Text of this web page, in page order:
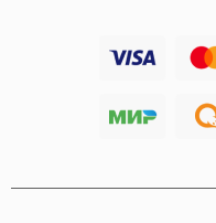
Хабаровск
Иркутск